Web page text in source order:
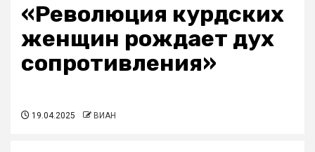
«Революция курдских
женщин рождает дух
сопротивления»
19.04.2025 ВИАН